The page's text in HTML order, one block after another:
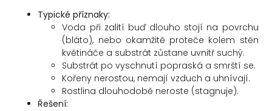
Typické příznaky:
Voda při zalití buď dlouho stojí na povrchu
(bláto), nebo okamžitě proteče kolem stěn
květináče a substrát zůstane uvnitř suchý.
Substrát po vyschnutí popraská a smrští se.
Kořeny nerostou, nemají vzduch a uhnívají.
Rostlina dlouhodobě neroste (stagnuje).
Řešení: